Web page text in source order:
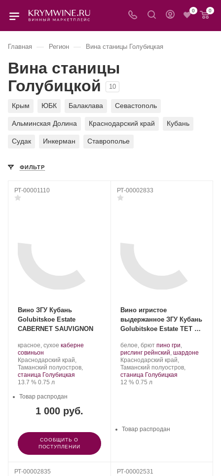
0 0
Главная — Регион — Вина станицы Голубицкая
Вина станицы
Голубицкой
10
Крым ЮБК Балаклава Севастополь
Альминская Долина Краснодарский край Кубань
Судак Инкерман Ставрополье
ФИЛЬТР
РТ-00001110
Вино ЗГУ Кубань
Golubitskoe Estate
CABERNET SAUVIGNON
Производитель:
Поместье
Голубицкое.
красное, сухое .
винограда:
каберне
совиньон
Регион:
Краснодарский край,
Таманский полуостров,
станица Голубицкая
Крепость
13.7 %. Объем
0.75 л
1 000 руб.
Товар распродан
СООБЩИТЬ О
ПОСТУПЛЕНИИ
РТ-00002833
Вино игристое
выдержанное ЗГУ Кубань
Golubitskoe Estate ТЕТ ДЕ
Производитель:
Поместье
Голубицкое.
белое, брют .
Сорт
винограда:
пино гри,
рислинг рейнский, шардоне.
Регион:
Краснодарский край,
Таманский полуостров,
станица Голубицкая
Крепость
12 %. Объем
0.75 л
Товар распродан
РТ-00002835 РТ-00002531